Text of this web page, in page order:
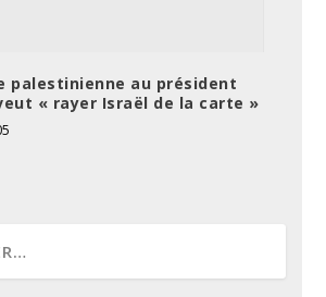
palestinienne au président
« rayer Israël de la carte »